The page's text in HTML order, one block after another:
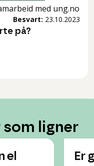
med ung.no
Besvart: 23.10.2023
på?
som ligner
el
Er